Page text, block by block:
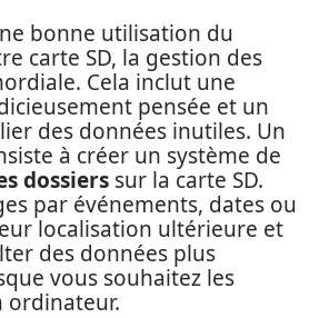
bonne utilisation du
carte SD, la gestion des
Cela inclut une
pensée et un
des données inutiles. Un
à créer un système de
dossiers sur la carte SD.
par événements, dates ou
localisation ultérieure et
des données plus
vous souhaitez les
ordinateur.